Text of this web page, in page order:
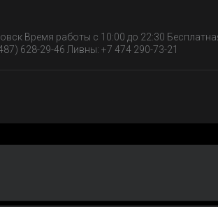
Время работы с 10:00 до 22:30
628-29-46 Ливны: +7 474 290-73-21